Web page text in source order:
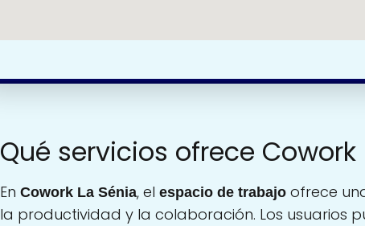
Qué servicios ofrece Cowork
En Cowork La Sénia, el espacio de trabajo ofrece
la productividad y la colaboración. Los usuarios